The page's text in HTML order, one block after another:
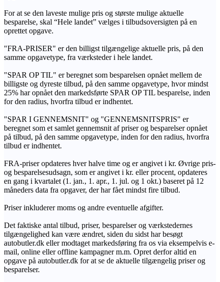
For at se den laveste mulige pris og største mulige aktuelle
besparelse, skal “Hele landet” vælges i tilbudsoversigten på en
oprettet opgave.
"FRA-PRISER" er den billigst tilgængelige aktuelle pris, på den
samme opgavetype, fra værksteder i hele landet.
"SPAR OP TIL" er beregnet som besparelsen opnået mellem de
billigste og dyreste tilbud, på den samme opgavetype, hvor mindst
25% har opnået den markedsførte SPAR OP TIL besparelse, inden
for den radius, hvorfra tilbud er indhentet.
"SPAR I GENNEMSNIT" og "GENNEMSNITSPRIS" er
beregnet som et samlet gennemsnit af priser og besparelser opnået
på tilbud, på den samme opgavetype, inden for den radius, hvorfra
tilbud er indhentet.
FRA-priser opdateres hver halve time og er angivet i kr. Øvrige pris-
og besparelsesudsagn, som er angivet i kr. eller procent, opdateres
en gang i kvartalet (1. jan., 1. apr., 1. jul. og 1 okt.) baseret på 12
måneders data fra opgaver, der har fået mindst fire tilbud.
Priser inkluderer moms og andre eventuelle afgifter.
Det faktiske antal tilbud, priser, besparelser og værkstedernes
tilgængelighed kan være ændret, siden du sidst har besøgt
autobutler.dk eller modtaget markedsføring fra os via eksempelvis e-
mail, online eller offline kampagner m.m. Opret derfor altid en
opgave på autobutler.dk for at se de aktuelle tilgængelig priser og
besparelser.